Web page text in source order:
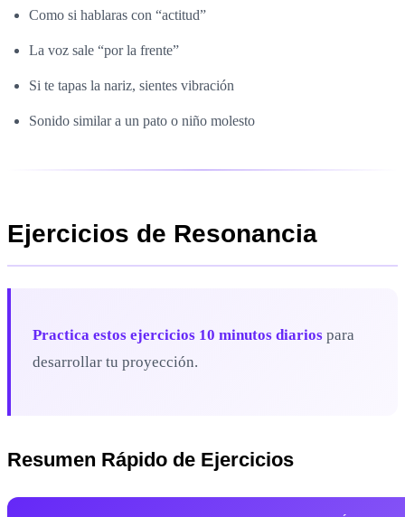
Como si hablaras con “actitud”
La voz sale “por la frente”
Si te tapas la nariz, sientes vibración
Sonido similar a un pato o niño molesto
Ejercicios de Resonancia
Practica estos ejercicios 10 minutos diarios para
desarrollar tu proyección.
Resumen Rápido de Ejercicios